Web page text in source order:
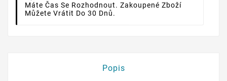
Máte Čas Se Rozhodnout. Zakoupené Zboží
Můžete Vrátit Do 30 Dnů.
Popis